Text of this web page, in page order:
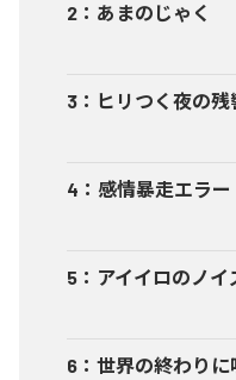
2 ： あまのじゃく
3 ： ヒリつく夜の残
4 ： 感情暴走エラー
5 ： アイイロのノイ
6 ： 世界の終わりに